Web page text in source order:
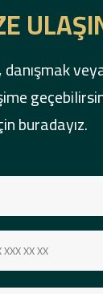
buradayız.